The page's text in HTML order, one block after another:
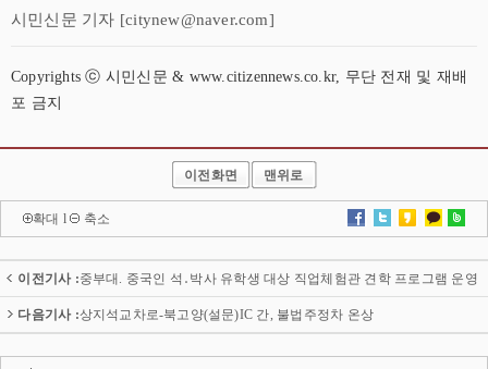
시민신문 기자 [citynew@naver.com]
Copyrights ⓒ 시민신문 & www.citizennews.co.kr, 무단 전재 및 재배
포 금지
이전화면 맨위로
확대 l 축소
이전기사 :중부대. 중국인 석․박사 유학생 대상 직업체험관 견학 프로그램 운영
다음기사 :상지석교차로-북고양(설문)IC 간, 불법주정차 온상